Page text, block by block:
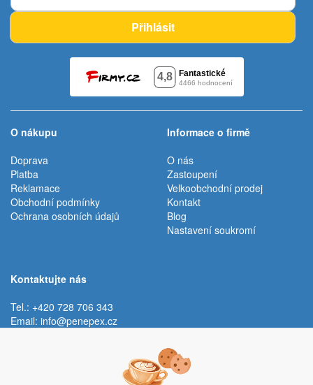
Přihlásit
O nákupu
Doprava
Platba
Reklamace
Obchodní podmínky
Ochrana osobních údajů
Informace o firmě
O nás
Zastoupení
Velkoobchodní prodej
Kontakt
Blog
Nastavení soukromí
Kontaktujte nás
Tel.: +420 728 706 343
Email: info@penepex.cz
Trávník 2076, 686 03 Staré Město